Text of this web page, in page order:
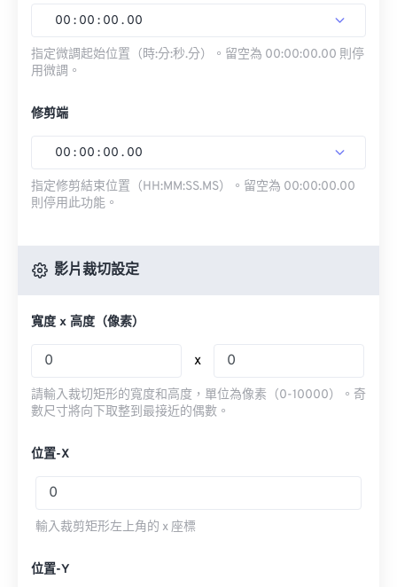
00 : 00 : 00 . 00
指定微調起始位置（時:分:秒.分）。留空為 00:00:00.00 則停
用微調。
修剪端
00 : 00 : 00 . 00
指定修剪結束位置（HH:MM:SS.MS）。留空為 00:00:00.00
則停用此功能。
影片裁切設定
寬度 x 高度（像素）
x
請輸入裁切矩形的寬度和高度，單位為像素（0-10000）。奇
數尺寸將向下取整到最接近的偶數。
位置-X
輸入裁剪矩形左上角的 x 座標
位置-Y